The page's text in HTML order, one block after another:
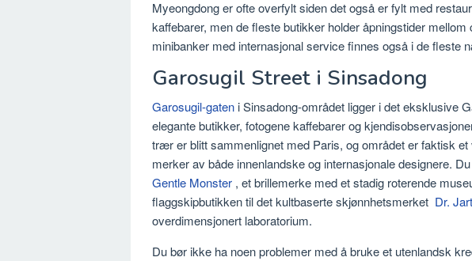
Myeongdong er ofte overfylt siden det også er fylt med
kaffebarer, men de fleste butikker holder åpningstider
minibanker med internasjonal service finnes også i de fleste
Garosugil Street i Sinsadong
Garosugil-gaten i Sinsadong-området ligger i det eksklusive
elegante butikker, fotogene kaffebarer og
trær er blitt sammenlignet med Paris, og området er faktisk
merker av både innenlandske og internasjonale designere.
Gentle Monster , et brillemerke med et stadig roterende
flaggskipbutikken til det kultbaserte skjønnhetsmerket Dr.
overdimensjonert laboratorium.
Du bør ikke ha noen problemer med å bruke et utenlandsk